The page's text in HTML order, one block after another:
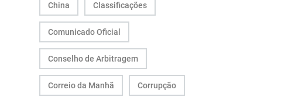
China Classificações
Comunicado Oficial
Conselho de Arbitragem
Correio da Manhã Corrupção